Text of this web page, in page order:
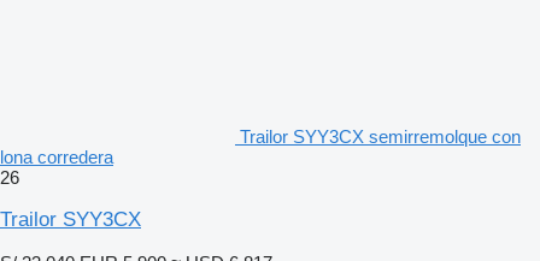
Trailor SYY3CX semirremolque con
lona corredera
26
Trailor SYY3CX